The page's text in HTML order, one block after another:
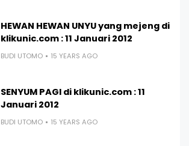
HEWAN HEWAN UNYU yang mejeng di
klikunic.com : 11 Januari 2012
BUDI UTOMO 15 YEARS AGO
SENYUM PAGI di klikunic.com : 11
Januari 2012
BUDI UTOMO 15 YEARS AGO